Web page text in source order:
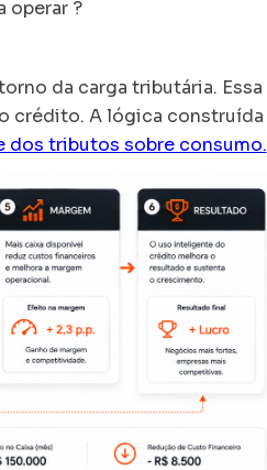
operar ?
da carga tributária. Essa
crédito. A lógica construída
dos tributos sobre consumo.